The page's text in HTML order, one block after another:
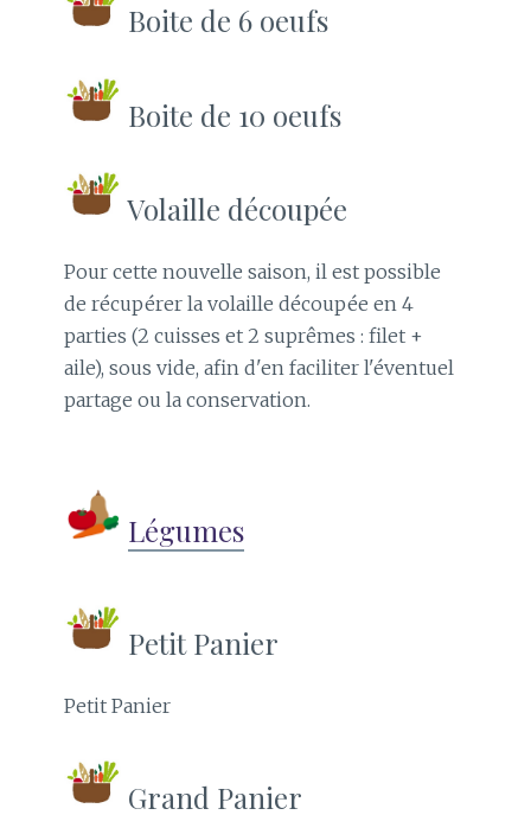
Boite de 6 oeufs
Boite de 10 oeufs
Volaille découpée
Pour cette nouvelle saison, il est possible
de récupérer la volaille découpée en 4
parties (2 cuisses et 2 suprêmes : filet +
aile), sous vide, afin d'en faciliter l'éventuel
partage ou la conservation.
Légumes
Petit Panier
Petit Panier
Grand Panier